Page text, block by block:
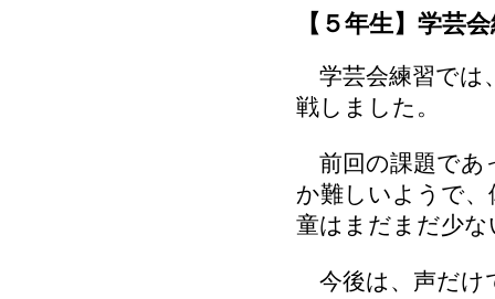
【５年生】学芸
学芸会練習では
戦しました。
前回の課題であ
か難しいようで
童はまだまだ少な
今後は、声だけ